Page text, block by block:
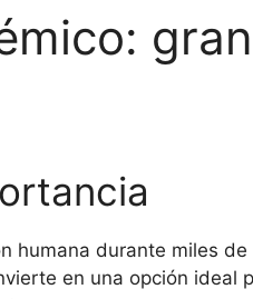
humana durante miles de
en una opción ideal